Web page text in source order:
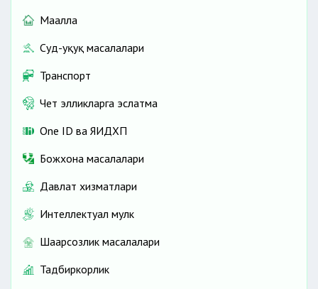
Маҳалла
Суд-ҳуқуқ масалалари
Транспорт
Чет элликларга эслатма
One ID ва ЯИДХП
Божхона масалалари
Давлат хизматлари
Интеллектуал мулк
Шаҳарсозлик масалалари
Тадбиркорлик